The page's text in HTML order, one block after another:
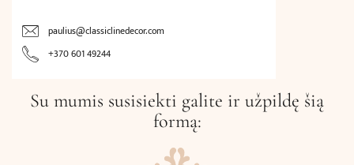
paulius@classiclinedecor.com
+370 601 49244
Su mumis susisiekti galite ir užpildę šią
formą: